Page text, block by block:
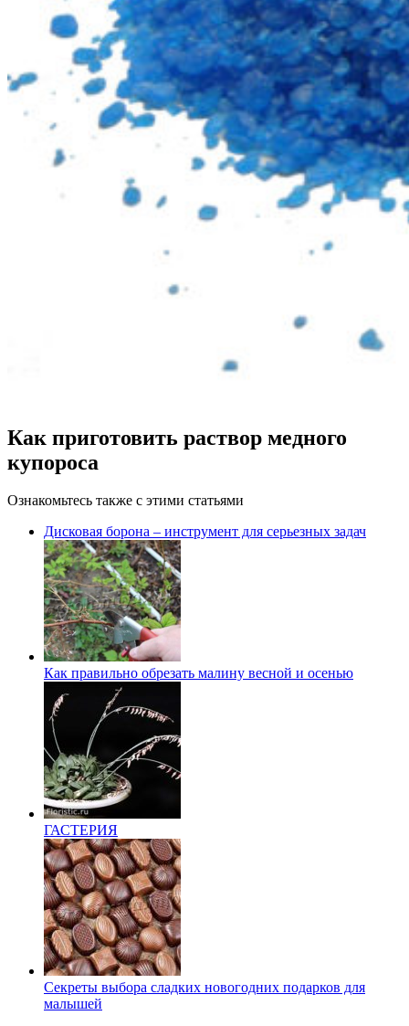
Как приготовить раствор медного
купороса
Ознакомьтесь также с этими статьями
Дисковая борона – инструмент для серьезных задач
Как правильно обрезать малину весной и осенью
ГАСТЕРИЯ
Секреты выбора сладких новогодних подарков для
малышей